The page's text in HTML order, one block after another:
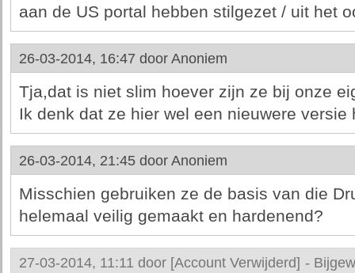
aan de US portal hebben stilgezet / uit het
26-03-2014, 16:47 door Anoniem
Tja,dat is niet slim hoever zijn ze bij onze
Ik denk dat ze hier wel een nieuwere
26-03-2014, 21:45 door Anoniem
Misschien gebruiken ze de basis van die
helemaal veilig gemaakt en hardenend?
27-03-2014, 11:11 door [Account Verwijderd] -